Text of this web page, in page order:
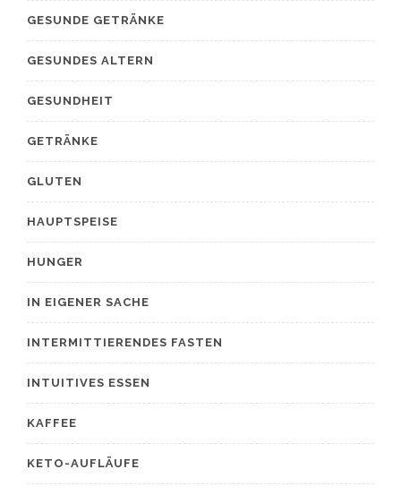
GESUNDE GETRÄNKE
GESUNDES ALTERN
GESUNDHEIT
GETRÄNKE
GLUTEN
HAUPTSPEISE
HUNGER
IN EIGENER SACHE
INTERMITTIERENDES FASTEN
INTUITIVES ESSEN
KAFFEE
KETO-AUFLÄUFE